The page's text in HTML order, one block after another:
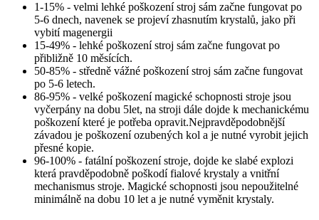
1-15% - velmi lehké poškození stroj sám začne fungovat po
5-6 dnech, navenek se projeví zhasnutím krystalů, jako při
vybití magenergii
15-49% - lehké poškození stroj sám začne fungovat po
přibližně 10 měsících.
50-85% - středně vážné poškození stroj sám začne fungovat
po 5-6 letech.
86-95% - velké poškození magické schopnosti stroje jsou
vyčerpány na dobu 5let, na stroji dále dojde k mechanickému
poškození které je potřeba opravit.Nejpravděpodobnější
závadou je poškození ozubených kol a je nutné vyrobit jejich
přesné kopie.
96-100% - fatální poškození stroje, dojde ke slabé explozi
která pravděpodobně poškodí fialové krystaly a vnitřní
mechanismus stroje. Magické schopnosti jsou nepoužitelné
minimálně na dobu 10 let a je nutné vyměnit krystaly.